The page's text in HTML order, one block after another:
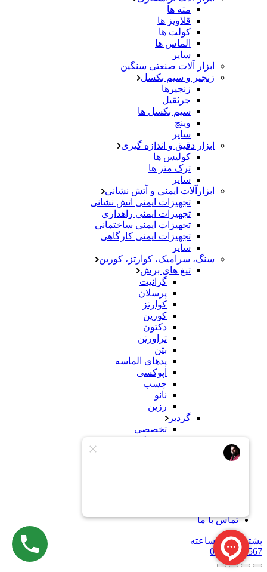
مته ها
قلاویز ها
کولت ها
الماس ها
سایر
ابزار آلات صنعتی سنگین
زنجیر و سیم بکسل
زنجیرها
جرثقیل
سیم بکسل ها
وینچ
سایر
ابزار دقیق و اندازه گیری
کولیس ها
ترک متر ها
سایر
ابزارآلات ایمنی و آتش نشانی
تجهیزات ایمنی اتش نشانی
تجهیزات ایمنی راهداری
تجهیزات ایمنی ساختمانی
تجهیزات ایمنی کارگاهی
سایر
سنگ، سرامیک، کوارتز، کورین
تیغ های برش
گرانیت
پرسلان
کوارتز
کورین
دکتون
تراورتن
بتن
پدهای الماسه
اپوکسی
چسب
نانو
رزین
گردبر
تخصصی
معمولی
تماس با ما
پشتیبانی 24 ساعته
09121234567